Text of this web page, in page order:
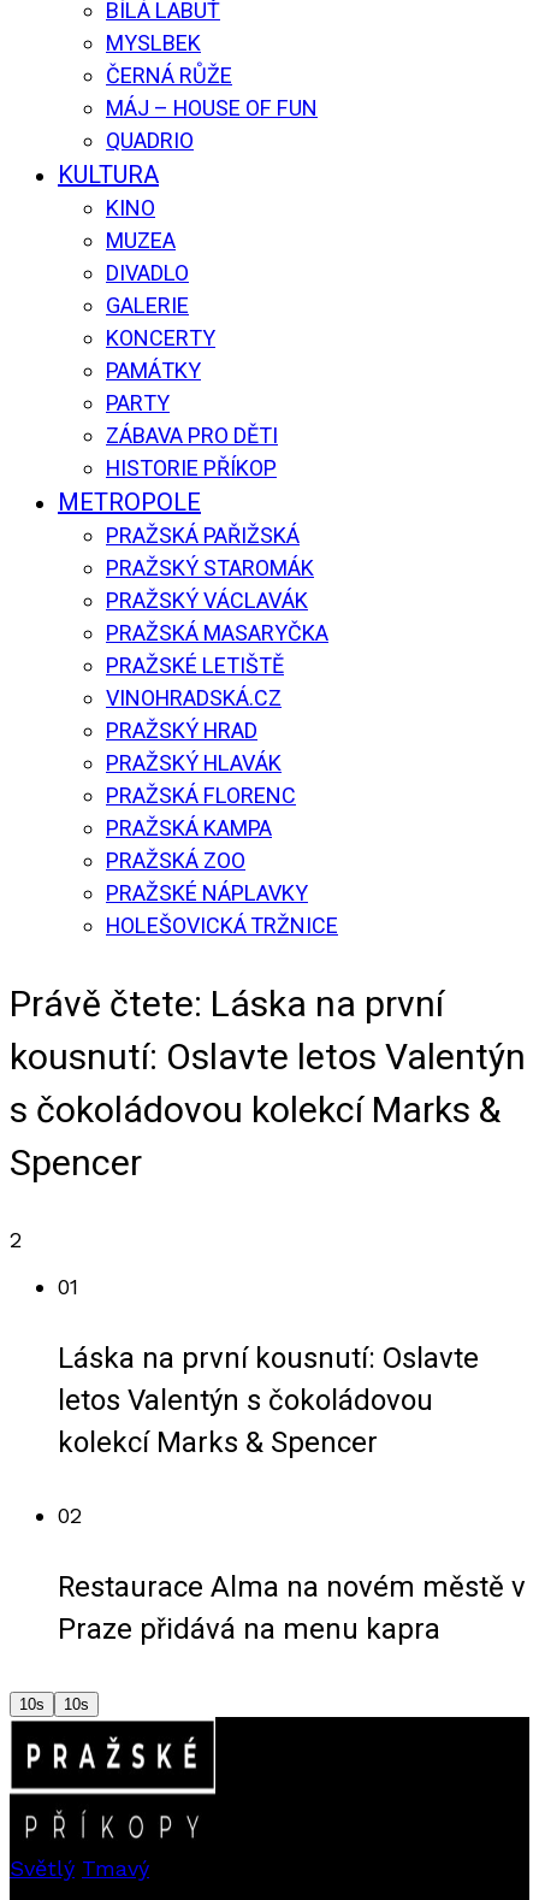
BÍLÁ LABUŤ
MYSLBEK
ČERNÁ RŮŽE
MÁJ – HOUSE OF FUN
QUADRIO
KULTURA
KINO
MUZEA
DIVADLO
GALERIE
KONCERTY
PAMÁTKY
PARTY
ZÁBAVA PRO DĚTI
HISTORIE PŘÍKOP
METROPOLE
PRAŽSKÁ PAŘIŽSKÁ
PRAŽSKÝ STAROMÁK
PRAŽSKÝ VÁCLAVÁK
PRAŽSKÁ MASARYČKA
PRAŽSKÉ LETIŠTĚ
VINOHRADSKÁ.CZ
PRAŽSKÝ HRAD
PRAŽSKÝ HLAVÁK
PRAŽSKÁ FLORENC
PRAŽSKÁ KAMPA
PRAŽSKÁ ZOO
PRAŽSKÉ NÁPLAVKY
HOLEŠOVICKÁ TRŽNICE
Právě čtete: Láska na první
kousnutí: Oslavte letos Valentýn
s čokoládovou kolekcí Marks &
Spencer
2
01
Láska na první kousnutí: Oslavte
letos Valentýn s čokoládovou
kolekcí Marks & Spencer
02
Restaurace Alma na novém městě v
Praze přidává na menu kapra
10s 10s
Audio
přehrávač
Světlý Tmavý